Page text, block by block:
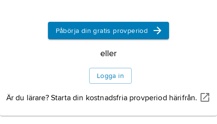
Påbörja din gratis provperiod
eller
Logga in
Är du lärare? Starta din kostnadsfria provperiod härifrån.